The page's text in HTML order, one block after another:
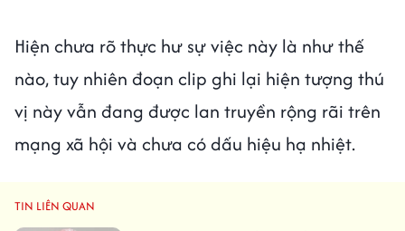
Hiện chưa rõ thực hư sự việc này là như thế
nào, tuy nhiên đoạn clip ghi lại hiện tượng thú
vị này vẫn đang được lan truyền rộng rãi trên
mạng xã hội và chưa có dấu hiệu hạ nhiệt.
TIN LIÊN QUAN